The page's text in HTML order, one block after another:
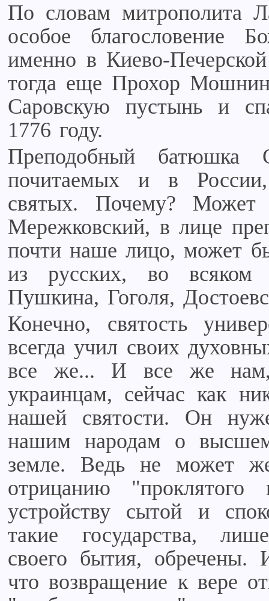
По словам митрополита
особое благословение
именно в Киево-
тогда еще Прохор
Саровскую пустынь и
1776 году.
Преподобный
почитаемых и в
святых. Почему?
Мережковский, в лице
почти наше лицо, может
из русских, во
Пушкина, Гоголя,
Конечно, святость
всегда учил своих
все же... И все же нам,
украинцам, сейчас как
нашей святости. Он
нашим народам о
земле. Ведь не может
отрицанию "проклятого
устройству сытой и
такие государства,
своего бытия,
что возвращение к вере